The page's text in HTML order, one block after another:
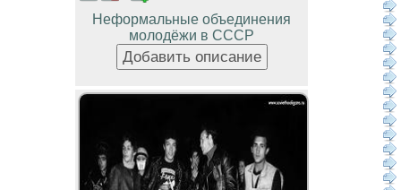
Неформальные объединения
молодёжи в СССР